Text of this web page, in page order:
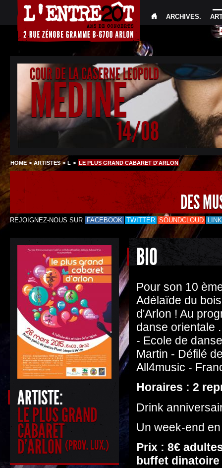
ARCHIVES.
COUR DE LA CASERNE LEOPOLD
MEDINE
14/08
HOME >ARTISTES>L > LE PLUS GRAND CABARET D'ARLON
DES
REJOIGNEZ-NOUS SUR FACEBOOK TWITTER SOUNDCLOUD
ARTISTE:
LE PLUS GRAND
CABARET
D'ARLON (PROV. LUX.)
BIO
Pour son 10
Adélaïde du
d'Arlon ! Au
danse orientale
- Ecole de
Martin - Défilé
All4music -
Horaires : 2
Drink
Un week-end
Prix : 8€
buffet